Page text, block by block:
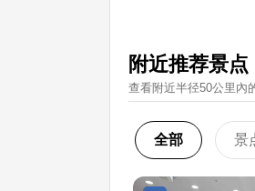
附近推荐景点
查看附近半径50公里內
全部 景